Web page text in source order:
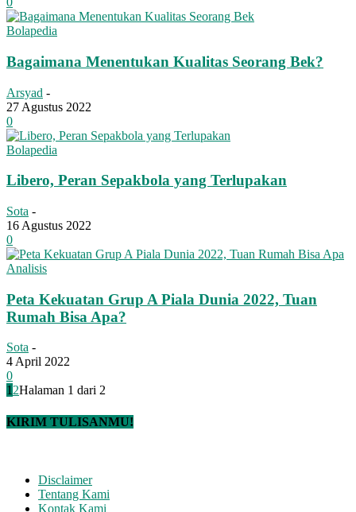
Bolapedia
Bagaimana Menentukan Kualitas Seorang Bek?
Arsyad -
27 Agustus 2022
0
Bolapedia
Libero, Peran Sepakbola yang Terlupakan
Sota -
16 Agustus 2022
0
Analisis
Peta Kekuatan Grup A Piala Dunia 2022, Tuan
Rumah Bisa Apa?
Sota -
4 April 2022
0
1 2Halaman 1 dari 2
KIRIM TULISANMU!
Disclaimer
Tentang Kami
Kontak Kami